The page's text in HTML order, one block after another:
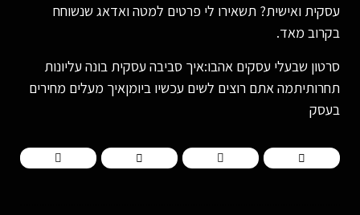
עסקית ואישית? תשאירו לי פרטים למטה ואדאג שנשוחח
בקרוב מאד.
סרטון שבעלי עסקים אהבו:איך סביבה עסקית בונה עליונות
תחרותיתמה אתם רוצים לשים עכשיו ביומןאיך מעלים מחירים
בעסק